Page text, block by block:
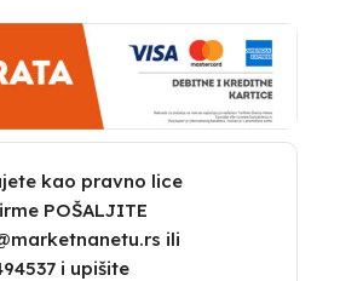
kao pravno lice
POŠALJITE
ili
i upišite